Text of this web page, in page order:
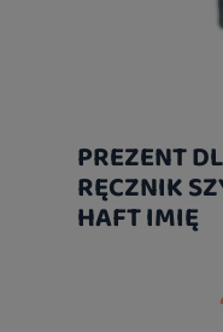
PREZENT
RĘCZNIK
HAFT IMIĘ